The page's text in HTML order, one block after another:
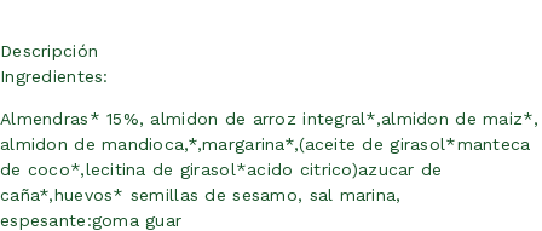
Descripción
Ingredientes:
Almendras* 15%, almidon de arroz integral*,almidon de maiz*,
almidon de mandioca,*,margarina*,(aceite de girasol*manteca
de coco*,lecitina de girasol*acido citrico)azucar de
caña*,huevos* semillas de sesamo, sal marina,
espesante:goma guar